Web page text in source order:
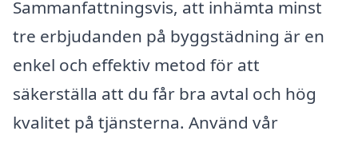
Sammanfattningsvis, att inhämta minst
tre erbjudanden på byggstädning är en
enkel och effektiv metod för att
säkerställa att du får bra avtal och hög
kvalitet på tjänsterna. Använd vår